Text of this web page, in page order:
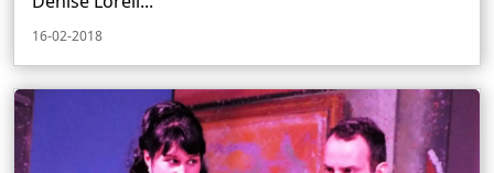
16-02-2018